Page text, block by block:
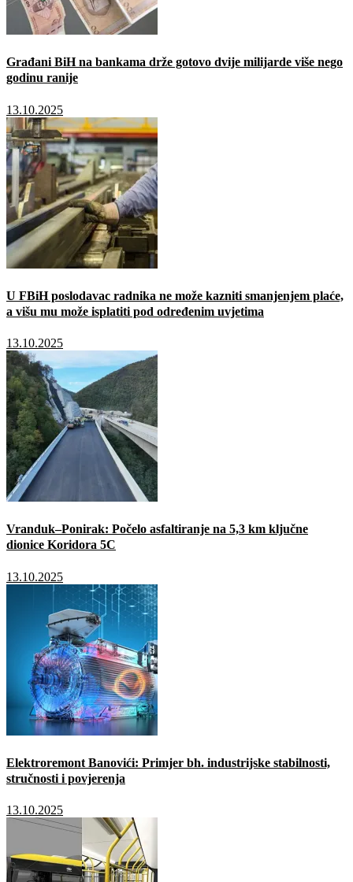
Građani BiH na bankama drže gotovo dvije milijarde više nego
godinu ranije
13.10.2025
U FBiH poslodavac radnika ne može kazniti smanjenjem plaće,
a višu mu može isplatiti pod određenim uvjetima
13.10.2025
Vranduk–Ponirak: Počelo asfaltiranje na 5,3 km ključne
dionice Koridora 5C
13.10.2025
Elektroremont Banovići: Primjer bh. industrijske stabilnosti,
stručnosti i povjerenja
13.10.2025